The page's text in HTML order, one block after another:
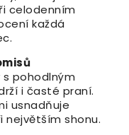
celodenním
každá
pohodlným
i časté praní.
usnadňuje
největším shonu.